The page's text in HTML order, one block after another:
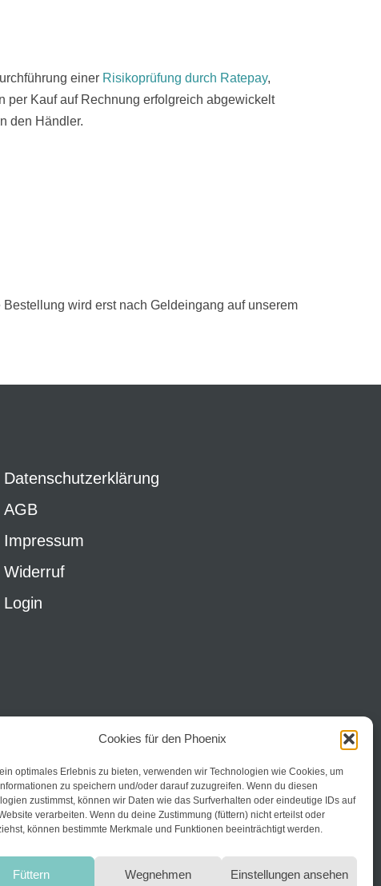
Cookies für den Phoenix
optimales Erlebnis zu bieten, verwenden wir Technologien wie Cookies, um
zu speichern und/oder darauf zuzugreifen. Wenn du diesen
zustimmst, können wir Daten wie das Surfverhalten oder eindeutige IDs auf
verarbeiten. Wenn du deine Zustimmung (füttern) nicht erteilst oder
können bestimmte Merkmale und Funktionen beeinträchtigt werden.
Füttern Wegnehmen Einstellungen ansehen
einer Risikoprüfung durch Ratepay,
per Kauf auf Rechnung erfolgreich abgewickelt
den Händler.
wird erst nach Geldeingang auf unserem
Datenschutzerklärung
AGB
Impressum
Widerruf
Login